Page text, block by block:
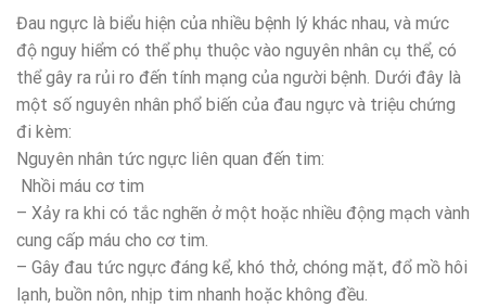
Đau ngực là biểu hiện của nhiều bệnh lý khác nhau, và mức
độ nguy hiểm có thể phụ thuộc vào nguyên nhân cụ thể, có
thể gây ra rủi ro đến tính mạng của người bệnh. Dưới đây là
một số nguyên nhân phổ biến của đau ngực và triệu chứng
đi kèm:
Nguyên nhân tức ngực liên quan đến tim:
Nhồi máu cơ tim
– Xảy ra khi có tắc nghẽn ở một hoặc nhiều động mạch vành
cung cấp máu cho cơ tim.
– Gây đau tức ngực đáng kể, khó thở, chóng mặt, đổ mồ hôi
lạnh, buồn nôn, nhịp tim nhanh hoặc không đều.